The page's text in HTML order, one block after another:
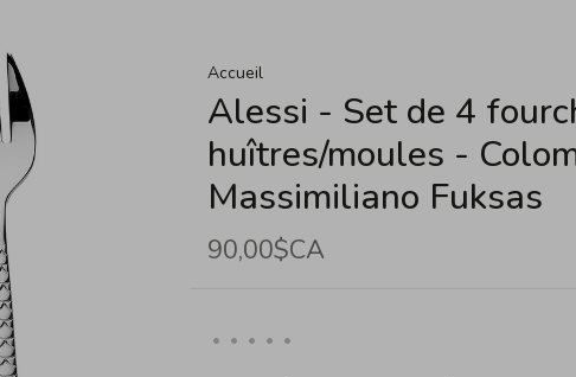
Accueil
Alessi - Set de 4
huîtres/moules -
Massimiliano Fuksas
90,00$CA
• • • • •